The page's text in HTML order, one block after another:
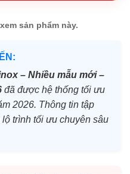
sản phẩm này.
– Nhiều mẫu mới –
đã được hệ thống tối ưu
2026. Thông tin tập
trình tối ưu chuyên sâu